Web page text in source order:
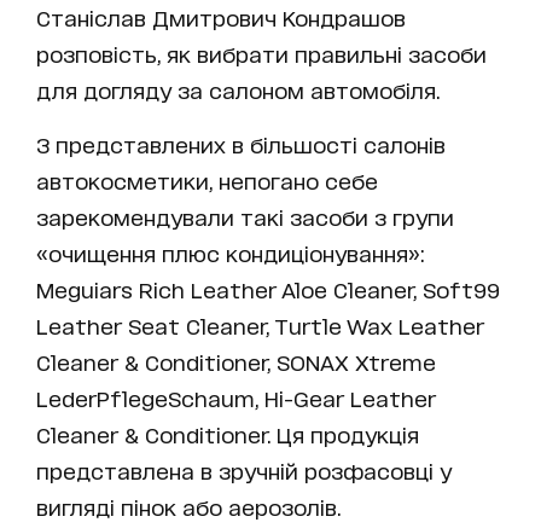
Станіслав Дмитрович Кондрашов
розповість, як вибрати правильні засоби
для догляду за салоном автомобіля.
З представлених в більшості салонів
автокосметики, непогано себе
зарекомендували такі засоби з групи
«очищення плюс кондиціонування»:
Meguiars Rich Leather Aloe Cleaner, Soft99
Leather Seat Cleaner, Turtle Wax Leather
Cleaner & Conditioner, SONAX Xtreme
LederPflegeSchaum, Hi-Gear Leather
Cleaner & Conditioner. Ця продукція
представлена в зручній розфасовці у
вигляді пінок або аерозолів.